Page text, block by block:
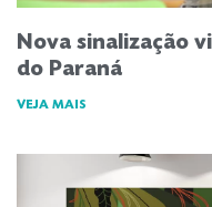
Nova sinalização
do Paraná
VEJA MAIS